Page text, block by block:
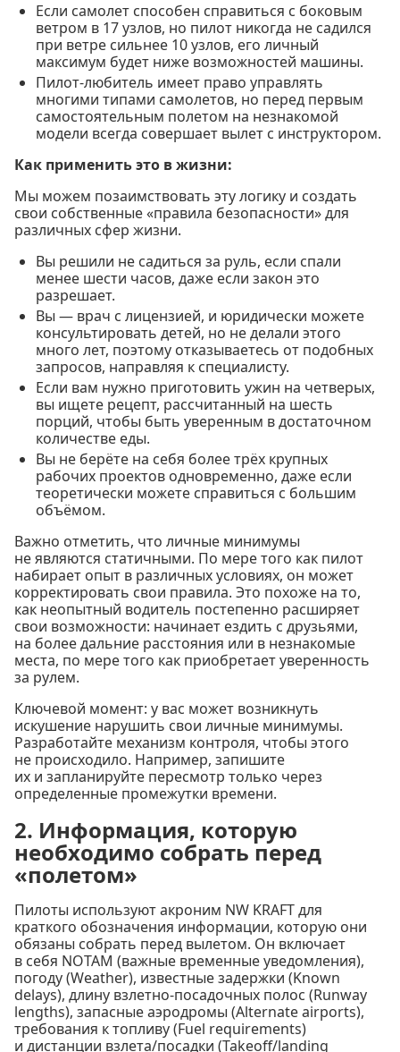
Если самолет способен справиться с боковым
ветром в 17 узлов, но пилот никогда не садился
при ветре сильнее 10 узлов, его личный
максимум будет ниже возможностей машины.
Пилот-любитель имеет право управлять
многими типами самолетов, но перед первым
самостоятельным полетом на незнакомой
модели всегда совершает вылет с инструктором.
Как применить это в жизни:
Мы можем позаимствовать эту логику и создать
свои собственные «правила безопасности» для
различных сфер жизни.
Вы решили не садиться за руль, если спали
менее шести часов, даже если закон это
разрешает.
Вы — врач с лицензией, и юридически можете
консультировать детей, но не делали этого
много лет, поэтому отказываетесь от подобных
запросов, направляя к специалисту.
Если вам нужно приготовить ужин на четверых,
вы ищете рецепт, рассчитанный на шесть
порций, чтобы быть уверенным в достаточном
количестве еды.
Вы не берёте на себя более трёх крупных
рабочих проектов одновременно, даже если
теоретически можете справиться с большим
объёмом.
Важно отметить, что личные минимумы
не являются статичными. По мере того как пилот
набирает опыт в различных условиях, он может
корректировать свои правила. Это похоже на то,
как неопытный водитель постепенно расширяет
свои возможности: начинает ездить с друзьями,
на более дальние расстояния или в незнакомые
места, по мере того как приобретает уверенность
за рулем.
Ключевой момент: у вас может возникнуть
искушение нарушить свои личные минимумы.
Разработайте механизм контроля, чтобы этого
не происходило. Например, запишите
их и запланируйте пересмотр только через
определенные промежутки времени.
2. Информация, которую
необходимо собрать перед
«полетом»
Пилоты используют акроним NW KRAFT для
краткого обозначения информации, которую они
обязаны собрать перед вылетом. Он включает
в себя NOTAM (важные временные уведомления),
погоду (Weather), известные задержки (Known
delays), длину взлетно-посадочных полос (Runway
lengths), запасные аэродромы (Alternate airports),
требования к топливу (Fuel requirements)
и дистанции взлета/посадки (Takeoff/landing